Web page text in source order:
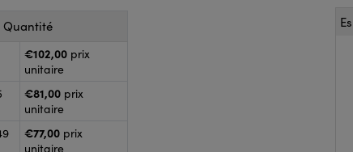
Quantité
€102,00 prix
unitaire
€81,00 prix
unitaire
€77,00 prix
unitaire